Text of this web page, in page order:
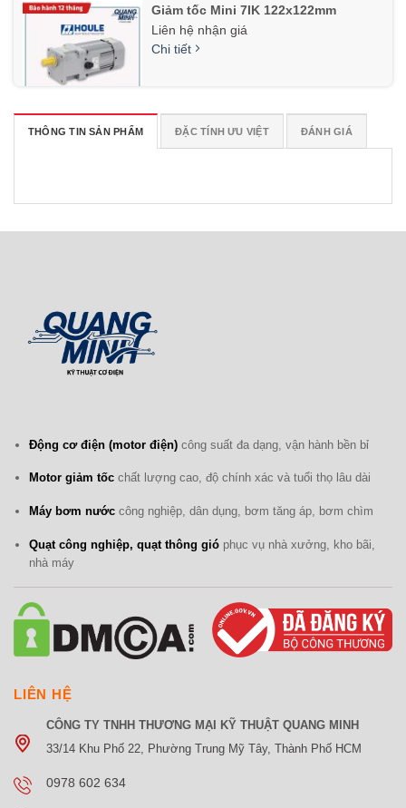
Giảm tốc Mini 7IK 122x122mm
Liên hệ nhận giá
Chi tiết
Motor lò quay, lò nướng
THÔNG TIN SẢN PHẨM ĐẶC TÍNH ƯU VIỆT ĐÁNH GIÁ
Động cơ điện (motor điện)công suất đa dạng, vận hành bền bỉ
Motor giảm tốcchất lượng cao, độ chính xác và tuổi thọ lâu dài
Máy bơm nướccông nghiệp, dân dụng, bơm tăng áp, bơm chìm
Quạt công nghiệp, quạt thông gióphục vụ nhà xưởng, kho bãi,
nhà máy
LIÊN HỆ
CÔNG TY TNHH THƯƠNG MẠI KỸ THUẬT QUANG MINH
33/14 Khu Phố 22, Phường Trung Mỹ Tây, Thành Phố HCM
0978 602 634